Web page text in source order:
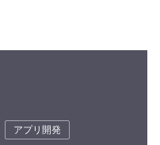
アプリ開発